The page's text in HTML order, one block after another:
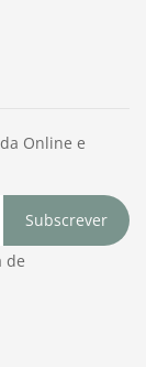
Online e
Subscrever
de